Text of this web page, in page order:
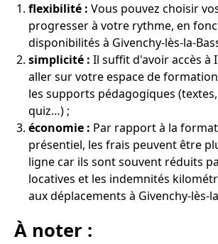
flexibilité : Vous pouvez choisir
progresser à votre rythme, en
disponibilités à Givenchy-lès-la-
simplicité : Il suffit d'avoir accès à
aller sur votre espace de
les supports pédagogiques
quiz…) ;
économie : Par rapport à la
présentiel, les frais peuvent être
ligne car ils sont souvent réduits
locatives et les indemnités
aux déplacements à Givenchy-lès-
À noter :